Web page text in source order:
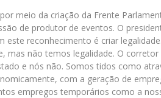
meio da criação da Frente
de produtor de eventos. O
este reconhecimento é criar
mas não temos legalidade. O
e nós não. Somos tidos como
com a geração de
empregos temporários como a